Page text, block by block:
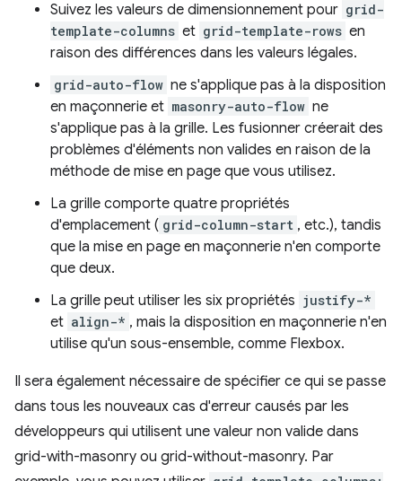
Suivez les valeurs de dimensionnement pour grid-
template-columns et grid-template-rows en
raison des différences dans les valeurs légales.
grid-auto-flow ne s'applique pas à la disposition
en maçonnerie et masonry-auto-flow ne
s'applique pas à la grille. Les fusionner créerait des
problèmes d'éléments non valides en raison de la
méthode de mise en page que vous utilisez.
La grille comporte quatre propriétés
d'emplacement ( grid-column-start , etc.), tandis
que la mise en page en maçonnerie n'en comporte
que deux.
La grille peut utiliser les six propriétés justify-*
et align-* , mais la disposition en maçonnerie n'en
utilise qu'un sous-ensemble, comme Flexbox.
Il sera également nécessaire de spécifier ce qui se passe
dans tous les nouveaux cas d'erreur causés par les
développeurs qui utilisent une valeur non valide dans
grid-with-masonry ou grid-without-masonry. Par